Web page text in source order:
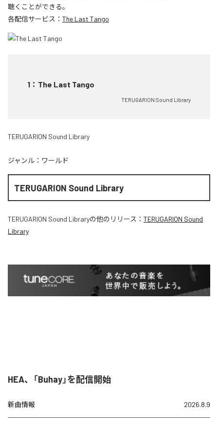
聴くことができる。
各配信サービス： The Last Tango
1 ： The Last Tango
TERUGARION Sound Library
TERUGARION Sound Library
ジャンル： ワールド
TERUGARION Sound Library
TERUGARION Sound Libraryの他のリリース： TERUGARION Sound
Library
HEA、「Buhay」を配信開始
新曲情報 2026.8.9